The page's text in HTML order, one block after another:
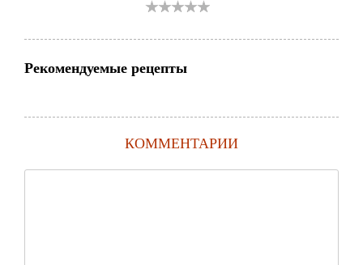
Рекомендуемые рецепты
КОММЕНТАРИИ